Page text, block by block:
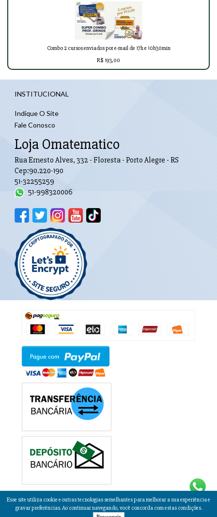
Esse site utiliza cookie e outras tecnologias semelhantes para melhorar a sua experiência e
gravar preferências. Ao continuar navegando, você concorda com estas condições.
Combo 2 cursos enviados por e-mail de 17h e 10h30min
R$ 193,00
INSTITUCIONAL
Indique O Site
Fale Conosco
Loja Omatematico
Rua Ernesto Alves, 332 - Floresta - Porto Alegre - RS
Cep:90.220-190
51-32255259
51-998320006
Desenvolvido porLojas Virtuais